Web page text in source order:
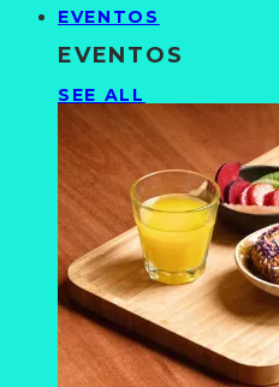
EVENTOS
EVENTOS
SEE ALL